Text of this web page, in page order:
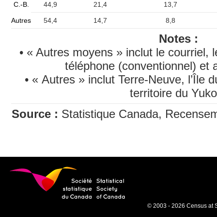
C.-B. 44,9 21,4 13,7
Autres 54,4 14,7 8,8
Notes :
• « Autres moyens » inclut le courriel,
téléphone (conventionnel) et
• « Autres » inclut Terre-Neuve, l’Île
territoire du
Source : Statistique Canada,
© 2003 - 2026 Census at